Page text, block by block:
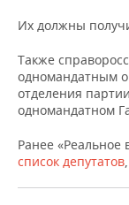
КОРОЛИ
ВУЗЫ
КОМУ
ТОРГОВЫЕ
ФИНАНСЫ
БАНКИ
БЮДЖЕТ
ИНВЕСТИЦИИ
НОВОСТИ
АГРОПРОМ
НЕФТЕХИМИЯ
НОВОСТИ
АВТО
НОВОСТИ АВТО
БИЗНЕС
НОВОСТИ
РОЗНИЧНАЯ
ТЕХНОЛОГИИ
НОВОСТИ
МЕРОПРИЯТИЯ
Их должны
Также
одномандатным
отделения
одномандатном
Ранее «Реальное
список депутатов